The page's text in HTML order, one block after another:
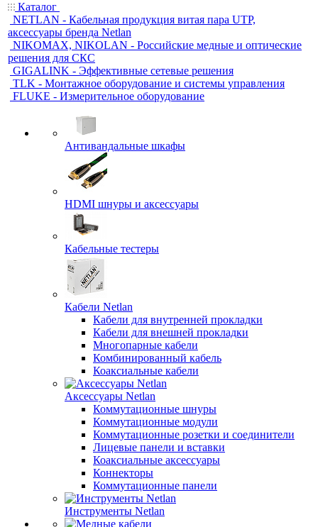
Каталог
NETLAN - Кабельная продукция витая пара UTP,
аксессуары бренда Netlan
NIKOMAX, NIKOLAN - Российские медные и оптические
решения для СКС
GIGALINK - Эффективные сетевые решения
TLK - Монтажное оборудование и системы управления
FLUKE - Измерительное оборудование
Антивандальные шкафы
HDMI шнуры и аксессуары
Кабельные тестеры
Кабели Netlan
Кабели для внутренней прокладки
Кабели для внешней прокладки
Многопарные кабели
Комбинированный кабель
Коаксиальные кабели
Аксессуары Netlan
Коммутационные шнуры
Коммутационные модули
Коммутационные розетки и соединители
Лицевые панели и вставки
Коаксиальные аксессуары
Коннекторы
Коммутационные панели
Инструменты Netlan